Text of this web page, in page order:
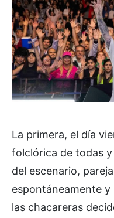
La primera, el día
folclórica de todas y
del escenario,
espontáneamente
las chacareras